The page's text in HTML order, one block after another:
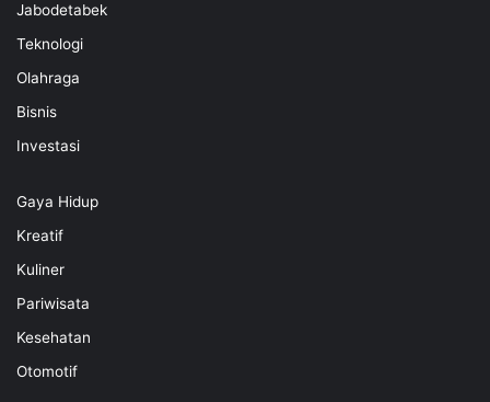
Jabodetabek
Teknologi
Olahraga
Bisnis
Investasi
Gaya Hidup
Kreatif
Kuliner
Pariwisata
Kesehatan
Otomotif